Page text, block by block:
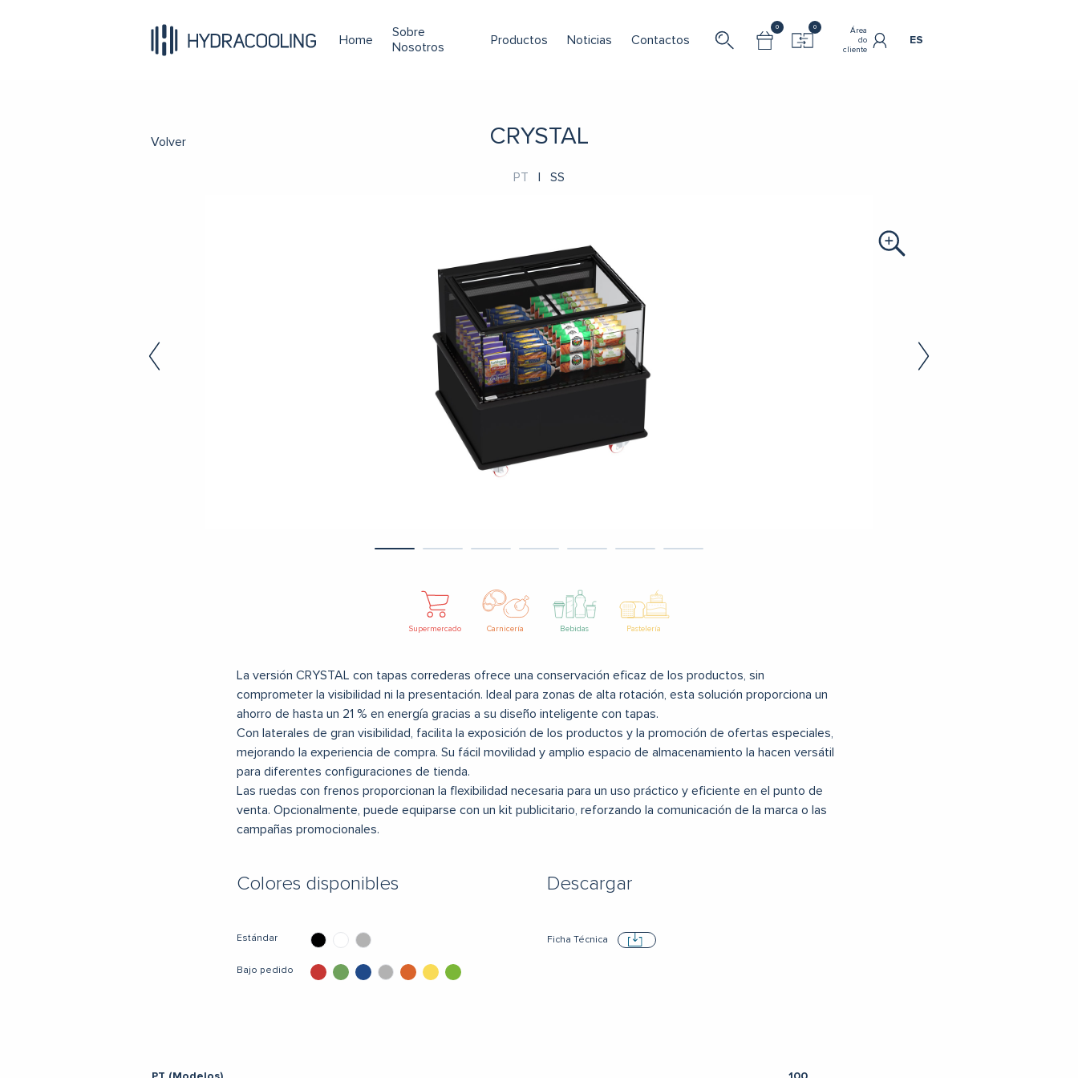
Home
Sobre
Nosotros
Productos Noticias Contactos
0 0
Área
do
cliente
ES
Volver CRYSTAL
PT | SS
Supermercado Carnicería Bebidas Pastelería
La versión CRYSTAL con tapas correderas ofrece una conservación eficaz de los productos, sin
comprometer la visibilidad ni la presentación. Ideal para zonas de alta rotación, esta solución proporciona un
ahorro de hasta un 21 % en energía gracias a su diseño inteligente con tapas.
Con laterales de gran visibilidad, facilita la exposición de los productos y la promoción de ofertas especiales,
mejorando la experiencia de compra. Su fácil movilidad y amplio espacio de almacenamiento la hacen versátil
para diferentes configuraciones de tienda.
Las ruedas con frenos proporcionan la flexibilidad necesaria para un uso práctico y eficiente en el punto de
venta. Opcionalmente, puede equiparse con un kit publicitario, reforzando la comunicación de la marca o las
campañas promocionales.
Colores disponibles
Estándar
Bajo pedido
Descargar
Ficha Técnica Descargar